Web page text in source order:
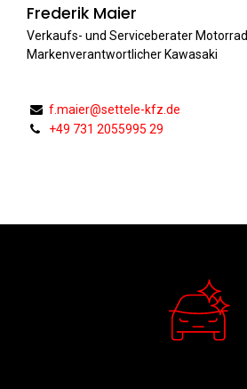
Frederik Maier
Verkaufs- und Serviceberater Motorrad
Markenverantwortlicher Kawasaki
f.maier@settele-kfz.de
+49 731 2055995 29